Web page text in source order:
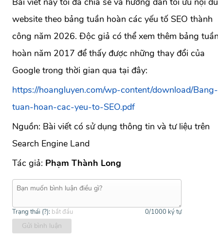
website theo bảng tuần hoàn các yếu tố SEO thành
công năm 2026. Độc giả có thể xem thêm bảng
hoàn năm 2017 để thấy được những thay đổi của
Google trong thời gian qua tại đây:
https://hoangluyen.com/wp-content/download/Bang-
tuan-hoan-cac-yeu-to-SEO.pdf
Nguồn: Bài viết có sử dụng thông tin và tư liệu trên
Search Engine Land
Tác giả: Phạm Thành Long
Trạng thái (?): bắt đầu 0/1000 ký tự
Gửi bình luận